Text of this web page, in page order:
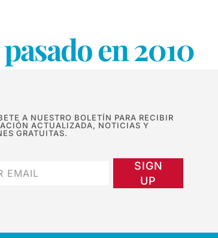
en 2010
A NUESTRO BOLETÍN PARA RECIBIR
ACTUALIZADA, NOTICIAS Y
GRATUITAS.
SIGN
UP